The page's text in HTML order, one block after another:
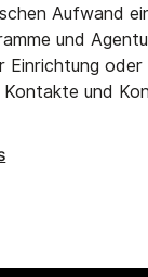
Aufwand
und
Einrichtung
Kontakte und